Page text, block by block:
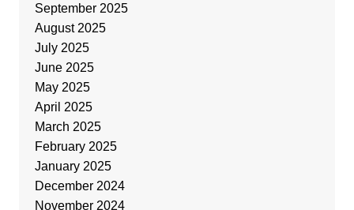
September 2025
August 2025
July 2025
June 2025
May 2025
April 2025
March 2025
February 2025
January 2025
December 2024
November 2024